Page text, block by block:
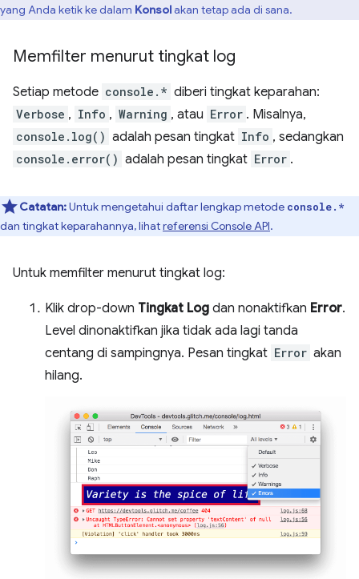
yang Anda ketik ke dalam Konsolakan tetap ada di sana.
Memfilter menurut tingkat log
Setiap metode console.* diberi tingkat keparahan:
Verbose , Info , Warning , atau Error . Misalnya,
console.log() adalah pesan tingkat Info , sedangkan
console.error() adalah pesan tingkat Error .
Catatan:Untuk mengetahui daftar lengkap metode console.*
dan tingkat keparahannya, lihatreferensi Console API.
Untuk memfilter menurut tingkat log:
Klik drop-down Tingkat Log dan nonaktifkan Error.
Level dinonaktifkan jika tidak ada lagi tanda
centang di sampingnya. Pesan tingkat Error akan
hilang.